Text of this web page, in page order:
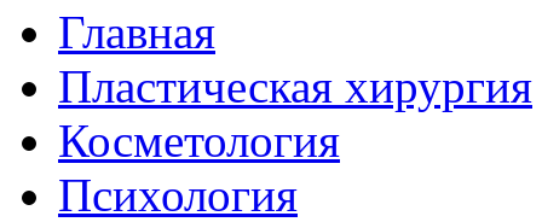
Главная
Пластическая хирургия
Косметология
Психология